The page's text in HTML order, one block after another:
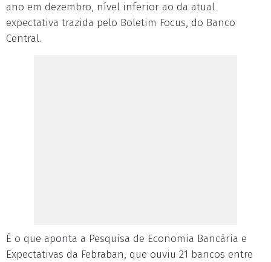
ano em dezembro, nível inferior ao da atual
expectativa trazida pelo Boletim Focus, do Banco
Central.
É o que aponta a Pesquisa de Economia Bancária e
Expectativas da Febraban, que ouviu 21 bancos entre